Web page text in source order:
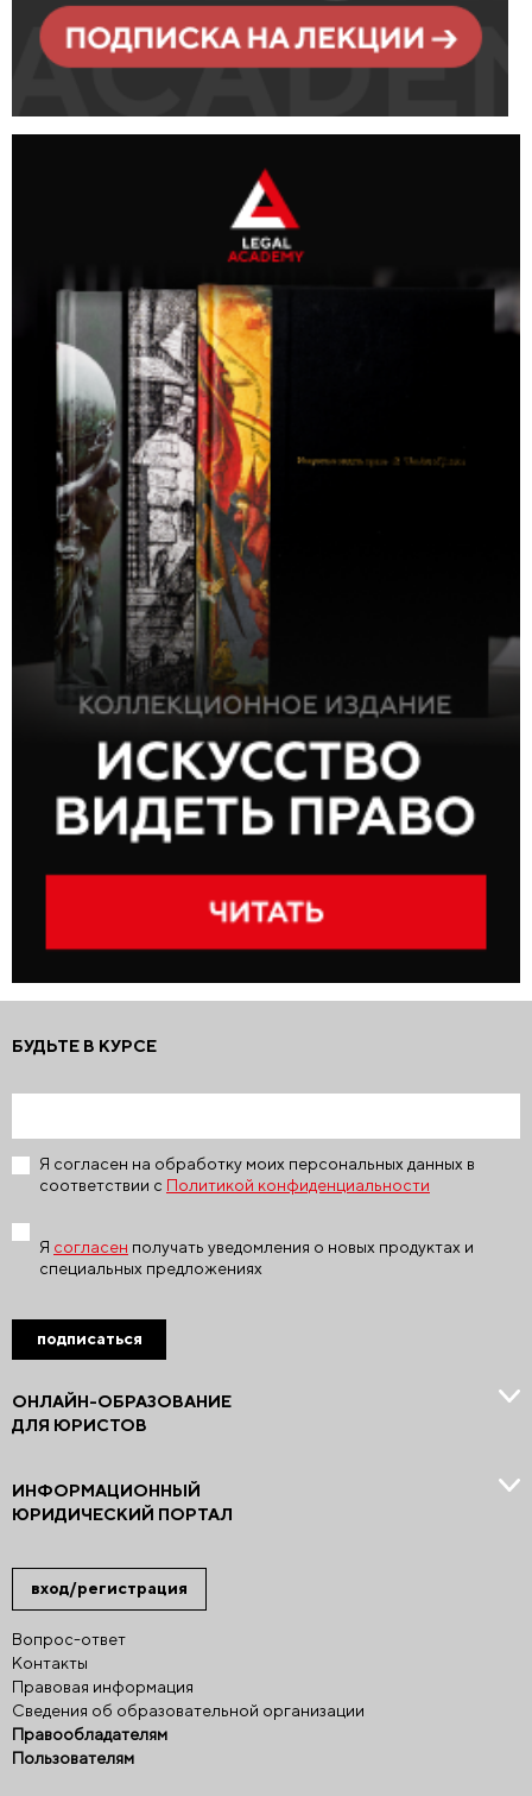
вход/регистрация
Вопрос-ответ
Контакты
Правовая информация
Сведения об образовательной организации
Правообладателям
Пользователям
ОНЛАЙН-ОБРАЗОВАНИЕ
ДЛЯ ЮРИСТОВ
ИНФОРМАЦИОННЫЙ
ЮРИДИЧЕСКИЙ ПОРТАЛ
БУДЬТЕ В КУРСЕ
Я согласен на обработку моих персональных данных в
соответствии с Политикой конфиденциальности
Я согласен получать уведомления о новых продуктах и
специальных предложениях
подписаться